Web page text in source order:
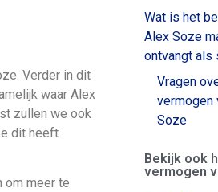
Verder in dit
waar Alex
zullen we ook
dit heeft
om meer te
Wat is het
Alex Soze
ontvangt als
Vragen
vermogen
Soze
Bekijk ook
vermogen